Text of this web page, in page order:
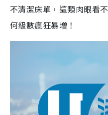
不清潔床單，這類肉眼看
何級數瘋狂暴增！